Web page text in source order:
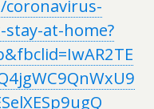
at-home?